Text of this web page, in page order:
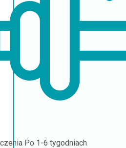
Po 1-6 tygodniach